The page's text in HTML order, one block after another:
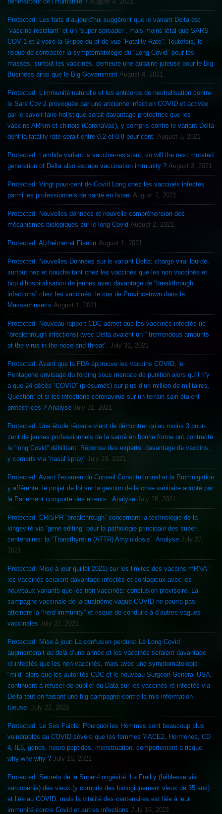
Protected: Les faits d’aujourd’hui suggèrent que le variant Delta est
“vaccine-resistant” et un “super-spreader”, mais moins létal que SARS
COV 1 et 2 voire la Grippe du pt de vue “Fatality Rate”. Toutefois, le
risque de contracter la symptomatologie du “Long Covid” pour les
masses, surtout les vaccinés, demeure une aubaine juteuse pour le Big
Business ainsi que le Big Government August 4, 2021
Protected: L’immunité naturelle et les anticorps de neutralisation contre
le Sars Cov 2 provoquée par une ancienne infection COVID et activée
par le savoir-faire holistique serait davantage protectrice que les
vaccins ARNm et chinois (CoronaVac), y compris contre le variant Delta
dont la fatality rate serait entre 0.2 et 0.8 pour-cent. August 3, 2021
Protected: Lambda variant is vaccine-resistant, so will the next mutated
generation of Delta also escape vaccination immunity ? August 3, 2021
Protected: Vingt pour-cent de Covid Long chez les vaccinés infectés
parmi les professionnels de santé en Israel August 2, 2021
Protected: Nouvelles données et nouvelle compréhension des
mécanismes biologiques sur le long Covid August 2, 2021
Protected: Alzheimer et Fisetin August 1, 2021
Protected: Nouvelles Données sur le variant Delta: charge viral lourde,
surtout nez et bouche tant chez les vaccinés que les non vaccinés et
bcp d’hospitalisation de jeunes avec davantage de “breakthrough
infections” chez les vaccinés: le cas de Provincetown dans le
Massachusetts August 1, 2021
Protected: Nouveau rapport CDC admet que les vaccinés infectés (ie
“breakthrough infections) avec Delta avaient un ” tremendous amounts
of the virus in the nose and throat”. July 31, 2021
Protected: Avant que la FDA approuve les vaccins COVID, le
Pentagone envisage du forcing sous menace de punition alors qu’il n’y
a que 24 décès “COVID” (présumés) sur plus d’un million de militaires.
Question: et si les infections coronavirus sur un terrain sain étaient
protectrices ? Analyse July 31, 2021
Protected: Une étude récente vient de démontrer qu’au moins 3 pour-
cent de jeunes professionnels de la santé en bonne forme ont contracté
le “long Covid” débilitant: Réponse des experts: davantage de vaccins,
y compris via “nasal spray” July 29, 2021
Protected: Avant l’examen du Conseil Constitutionnel et la Promulgation
y afférente, le projet de loi sur la gestion de la crise sanitaire adopté par
le Parlement comporte des erreurs : Analyse July 28, 2021
Protected: CRISPR “breakthrough” concernant la technologie de la
longévité via “gene editing” pour la pathologie principale des super-
centenaires: la “Transthyretin (ATTR) Amyloidosis”: Analyse July 27,
2021
Protected: Mise à jour (juillet 2021) sur les limites des vaccins mRNA:
les vaccinés seraient davantage infectés et contagieux avec les
nouveaux variants que les non-vaccinés: conclusion provisoire. La
campagne vaccinale de la quatrième vague COVID ne pourra pas
atteindre la “herd immunity” et risque de conduire à d’autres vagues
vaccinales July 27, 2021
Protected: Mise à jour: La confusion perdure: Le Long Covid
augmenterait au delà d’une année et les vaccinés seraient davantage
ré-infectés que les non-vaccinés, mais avec une symptomatologie
“mild” alors que les autorités CDC et le nouveau Surgeon General USA,
continuent à refuser de publier du Data sur les vaccinés ré-infectés via
Delta tout en faisant une big campagne contre la mis-information
tueuse. July 22, 2021
Protected: Le Sex Faible: Pourquoi les Hommes sont beaucoup plus
vulnérables au COVID sévère que les femmes ? ACE2, Hormones, CD
4, IL6, genes, neuro-peptides, menstruation, comportement à risque,
why why why ? July 16, 2021
Protected: Secrets de la Super-Longévité: La Frailty (faiblesse via
sarcopenia) des vieux (y compris des biologiquement vieux de 35 ans)
et liée au COVID, mais la vitalité des centenaires est liée à leur
immunité contre Covid et autres infections July 16, 2021